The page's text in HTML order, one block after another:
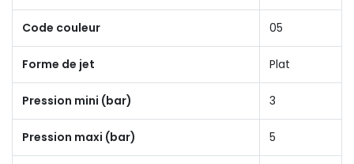
Code couleur 05
Forme de jet Plat
Pression mini (bar) 3
Pression maxi (bar) 5